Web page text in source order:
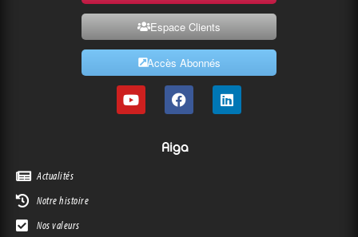
Espace Clients
Accès Abonnés
Aiga
Actualités
Notre histoire
Nos valeurs